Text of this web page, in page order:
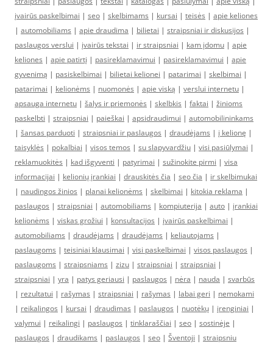
įvairūs paskelbimai | seo | skelbimams | kursai | teisės | apie keliones
| automobiliams | apie draudima | bilietai | straipsniai ir diskusijos |
paslaugos verslui | įvairūs tekstai | ir straipsniai | kam įdomu | apie
keliones | apie patirtį | pasireklamavimui | pasireklamavimui | apie
gyvenimą | pasiskelbimai | bilietai kelionei | patarimai | skelbimai |
patarimai | kelionėms | nuomonės | apie viską | verslui internetu |
apsauga internetu | šalys ir priemonės | skelbkis | faktai | žinioms
paskelbti | straipsniai | paieškai | apsidraudimui | automobilininkams
| šansas parduoti | straipsniai ir paslaugos | draudėjams | į kelionę |
taisyklės | pokalbiai | visos temos | su slapyvardžiu | visi pasiūlymai |
reklamuokitės | kad išgyventi | patyrimai | sužinokite pirmi | visa
informacijai | kelionių įrankiai | drauskitės čia | seo čia | ir skelbimukai
| naudingos žinios | planai kelionėms | skelbimai | kitokia reklama |
paslaugos | straipsniai | automobiliams | kompiuterija | auto | įrankiai
kelionėms | viskas grožiui | konsultacijos | įvairūs paskelbimai |
automobiliams | draudėjams | draudėjams | keliautojams |
paslaugoms | teisiniai klausimai | visi paskelbimai | visos paslaugos |
paslaugoms | straipsniams | zizu | straipsniai | straipsniai |
straipsniai | yra | patys geriausi | paslaugos | nėra | nauda | svarbūs
| rezultatui | rašymas | straipsniai | rašymas | labai geri | nemokami
| reikalingos | kursai | draudimas | paslaugos | nuotėkų | įrenginiai |
valymui | reikalingi | paslaugos | tinklaraščiai | seo | sostinėje |
paslaugos | draudikams | paslaugos | seo | Šventoji | straipsniu